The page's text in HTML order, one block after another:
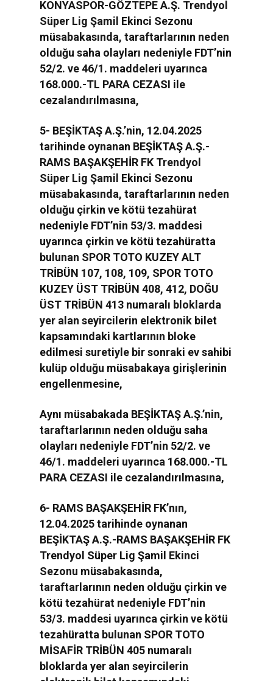
KONYASPOR-GÖZTEPE A.Ş. Trendyol
Süper Lig Şamil Ekinci Sezonu
müsabakasında, taraftarlarının neden
olduğu saha olayları nedeniyle FDT’nin
52/2. ve 46/1. maddeleri uyarınca
168.000.-TL PARA CEZASI ile
cezalandırılmasına,
5- BEŞİKTAŞ A.Ş.’nin, 12.04.2025
tarihinde oynanan BEŞİKTAŞ A.Ş.-
RAMS BAŞAKŞEHİR FK Trendyol
Süper Lig Şamil Ekinci Sezonu
müsabakasında, taraftarlarının neden
olduğu çirkin ve kötü tezahürat
nedeniyle FDT’nin 53/3. maddesi
uyarınca çirkin ve kötü tezahüratta
bulunan SPOR TOTO KUZEY ALT
TRİBÜN 107, 108, 109, SPOR TOTO
KUZEY ÜST TRİBÜN 408, 412, DOĞU
ÜST TRİBÜN 413 numaralı bloklarda
yer alan seyircilerin elektronik bilet
kapsamındaki kartlarının bloke
edilmesi suretiyle bir sonraki ev sahibi
kulüp olduğu müsabakaya girişlerinin
engellenmesine,
Aynı müsabakada BEŞİKTAŞ A.Ş.’nin,
taraftarlarının neden olduğu saha
olayları nedeniyle FDT’nin 52/2. ve
46/1. maddeleri uyarınca 168.000.-TL
PARA CEZASI ile cezalandırılmasına,
6- RAMS BAŞAKŞEHİR FK’nın,
12.04.2025 tarihinde oynanan
BEŞİKTAŞ A.Ş.-RAMS BAŞAKŞEHİR FK
Trendyol Süper Lig Şamil Ekinci
Sezonu müsabakasında,
taraftarlarının neden olduğu çirkin ve
kötü tezahürat nedeniyle FDT’nin
53/3. maddesi uyarınca çirkin ve kötü
tezahüratta bulunan SPOR TOTO
MİSAFİR TRİBÜN 405 numaralı
bloklarda yer alan seyircilerin